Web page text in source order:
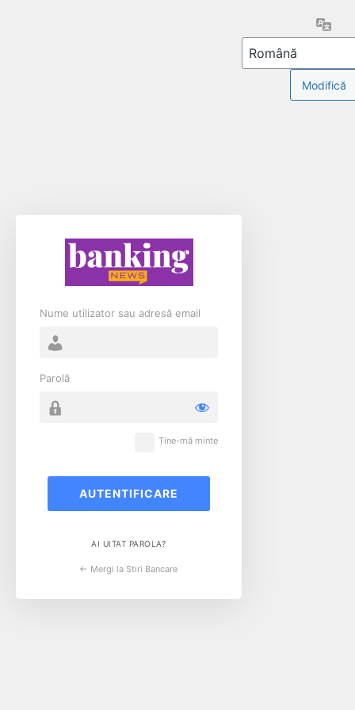
Nume utilizator sau adresă email
Parolă
Ține-mă minte
AI UITAT PAROLA?
← Mergi la Stiri Bancare